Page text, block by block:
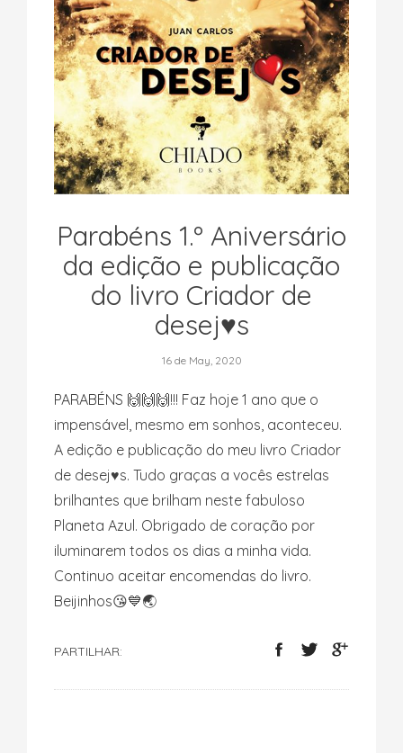
Parabéns 1.º Aniversário
da edição e publicação
do livro Criador de
desej♥️s
16 de May, 2020
PARABÉNS 🙌🙌🙌!!! Faz hoje 1 ano que o
impensável, mesmo em sonhos, aconteceu.
A edição e publicação do meu livro Criador
de desej♥️s. Tudo graças a vocês estrelas
brilhantes que brilham neste fabuloso
Planeta Azul. Obrigado de coração por
iluminarem todos os dias a minha vida.
Continuo aceitar encomendas do livro.
Beijinhos😘💙🌏
PARTILHAR: